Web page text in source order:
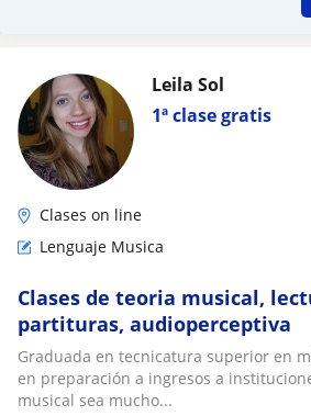
1ª clase gratis
Leila Sol
Clases on line
Lenguaje Musica
Clases de teoria musical,
partituras, audioperceptiva
Graduada en tecnicatura superior en
en preparación a ingresos a
musical sea mucho...